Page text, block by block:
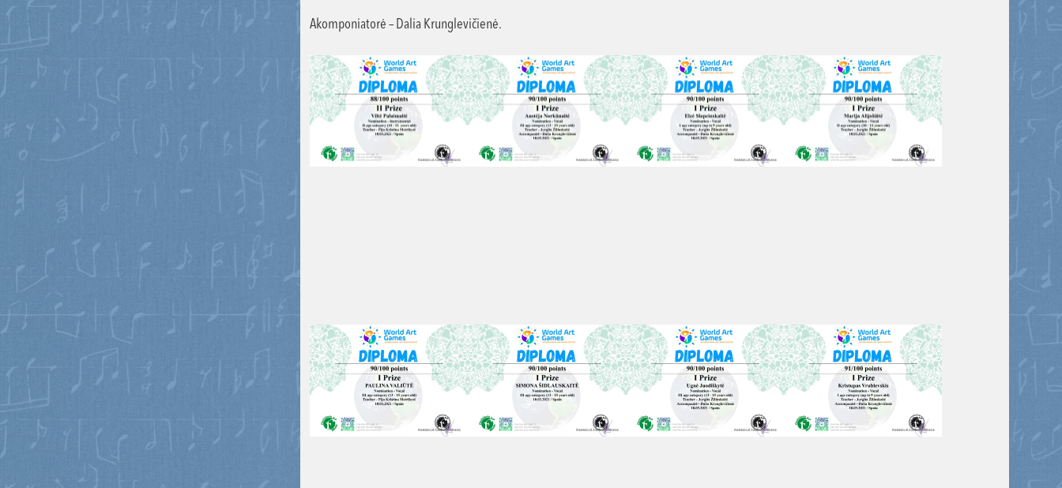
Akomponiatorė – Dalia Krunglevičienė.